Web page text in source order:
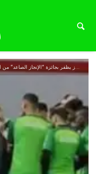
الجزائري إبراهيم قندوز يظفر بجائزة “الإنجاز